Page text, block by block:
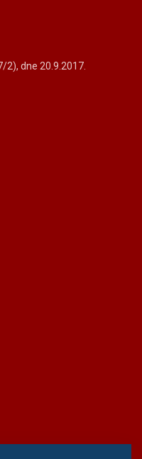
2), dne 20.9.2017.